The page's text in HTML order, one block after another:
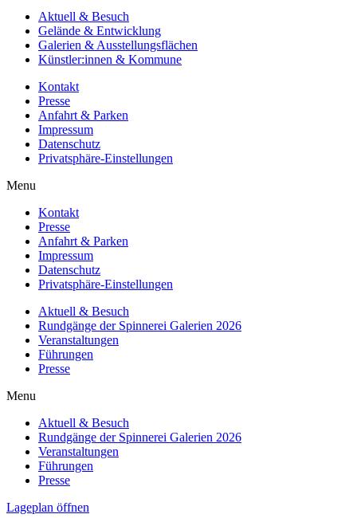
Aktuell & Besuch
Gelände & Entwicklung
Galerien & Ausstellungsflächen
Künstler:innen & Kommune
Kontakt
Presse
Anfahrt & Parken
Impressum
Datenschutz
Privatsphäre-Einstellungen
Menu
Kontakt
Presse
Anfahrt & Parken
Impressum
Datenschutz
Privatsphäre-Einstellungen
Aktuell & Besuch
Rundgänge der Spinnerei Galerien 2026
Veranstaltungen
Führungen
Presse
Menu
Aktuell & Besuch
Rundgänge der Spinnerei Galerien 2026
Veranstaltungen
Führungen
Presse
Lageplan öffnen